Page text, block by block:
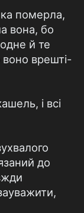
померла,
вона, бо
й те
врешті-
і всі
до